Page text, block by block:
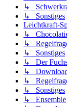
↳
↳ Sonstiges
Leichtkraft-
↳
↳
↳ Sonstiges
↳ Der
↳
↳
↳ Sonstiges
↳ Ensemble